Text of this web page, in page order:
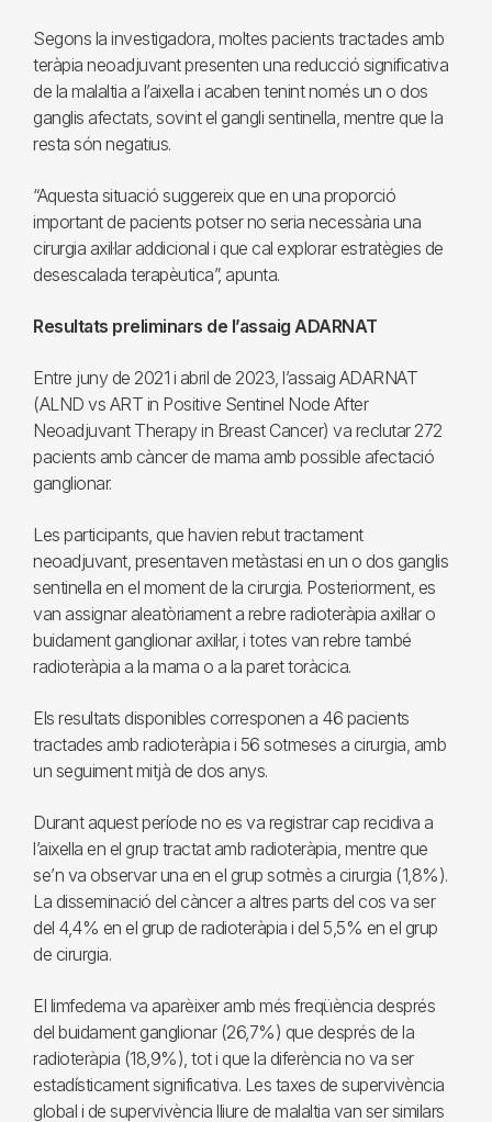
Segons la investigadora, moltes pacients tractades amb
teràpia neoadjuvant presenten una reducció significativa
de la malaltia a l’aixella i acaben tenint només un o dos
ganglis afectats, sovint el gangli sentinella, mentre que la
resta són negatius.
“Aquesta situació suggereix que en una proporció
important de pacients potser no seria necessària una
cirurgia axil·lar addicional i que cal explorar estratègies de
desescalada terapèutica”, apunta.
Resultats preliminars de l’assaig ADARNAT
Entre juny de 2021 i abril de 2023, l’assaig ADARNAT
(ALND vs ART in Positive Sentinel Node After
Neoadjuvant Therapy in Breast Cancer) va reclutar 272
pacients amb càncer de mama amb possible afectació
ganglionar.
Les participants, que havien rebut tractament
neoadjuvant, presentaven metàstasi en un o dos ganglis
sentinella en el moment de la cirurgia. Posteriorment, es
van assignar aleatòriament a rebre radioteràpia axil·lar o
buidament ganglionar axil·lar, i totes van rebre també
radioteràpia a la mama o a la paret toràcica.
Els resultats disponibles corresponen a 46 pacients
tractades amb radioteràpia i 56 sotmeses a cirurgia, amb
un seguiment mitjà de dos anys.
Durant aquest període no es va registrar cap recidiva a
l’aixella en el grup tractat amb radioteràpia, mentre que
se’n va observar una en el grup sotmès a cirurgia (1,8%).
La disseminació del càncer a altres parts del cos va ser
del 4,4% en el grup de radioteràpia i del 5,5% en el grup
de cirurgia.
El limfedema va aparèixer amb més freqüència després
del buidament ganglionar (26,7%) que després de la
radioteràpia (18,9%), tot i que la diferència no va ser
estadísticament significativa. Les taxes de supervivència
global i de supervivència lliure de malaltia van ser similars